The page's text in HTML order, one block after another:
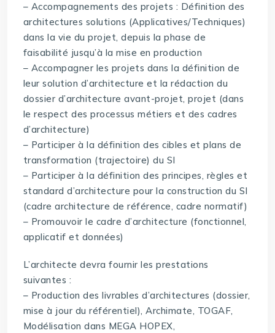
– Accompagnements des projets : Définition des
architectures solutions (Applicatives/Techniques)
dans la vie du projet, depuis la phase de
faisabilité jusqu’à la mise en production
– Accompagner les projets dans la définition de
leur solution d’architecture et la rédaction du
dossier d’architecture avant-projet, projet (dans
le respect des processus métiers et des cadres
d’architecture)
– Participer à la définition des cibles et plans de
transformation (trajectoire) du SI
– Participer à la définition des principes, règles et
standard d’architecture pour la construction du SI
(cadre architecture de référence, cadre normatif)
– Promouvoir le cadre d’architecture (fonctionnel,
applicatif et données)
L’architecte devra fournir les prestations
suivantes :
– Production des livrables d’architectures (dossier,
mise à jour du référentiel), Archimate, TOGAF,
Modélisation dans MEGA HOPEX,